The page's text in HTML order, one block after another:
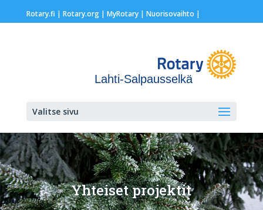
Rotary.fi | Rotary.org| MyRotary | Nuorisovaihto |
Lahti-Salpausselkä
Valitse sivu
Yhteiset projektit